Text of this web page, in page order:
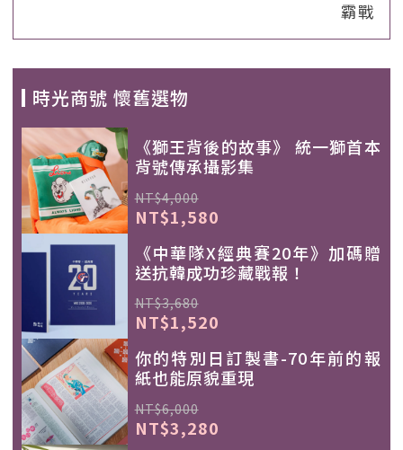
霸戰
時光商號 懷舊選物
《獅王背後的故事》 統一獅首本
背號傳承攝影集
NT$4,000
NT$1,580
《中華隊X經典賽20年》加碼贈
送抗韓成功珍藏戰報！
NT$3,680
NT$1,520
你的特別日訂製書-70年前的報
紙也能原貌重現
NT$6,000
NT$3,280